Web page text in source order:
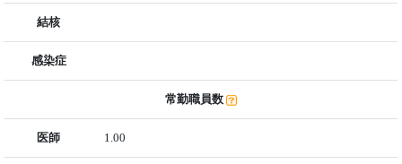
結核
感染症
常勤職員数
医師 1.00